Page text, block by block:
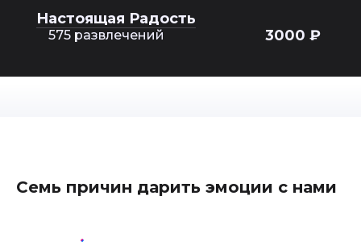
Настоящая Радость
575 развлечений 3000 ₽
Семь причин дарить эмоции с нами